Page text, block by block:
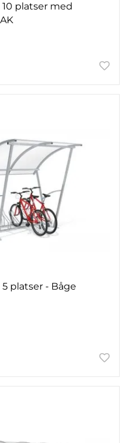
platser med
platser - Båge